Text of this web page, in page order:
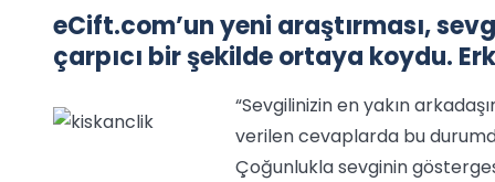
eCift.com’un yeni araştırması,
çarpıcı bir şekilde ortaya koydu.
“Sevgilinizin en yakın
verilen cevaplarda bu
Çoğunlukla sevginin